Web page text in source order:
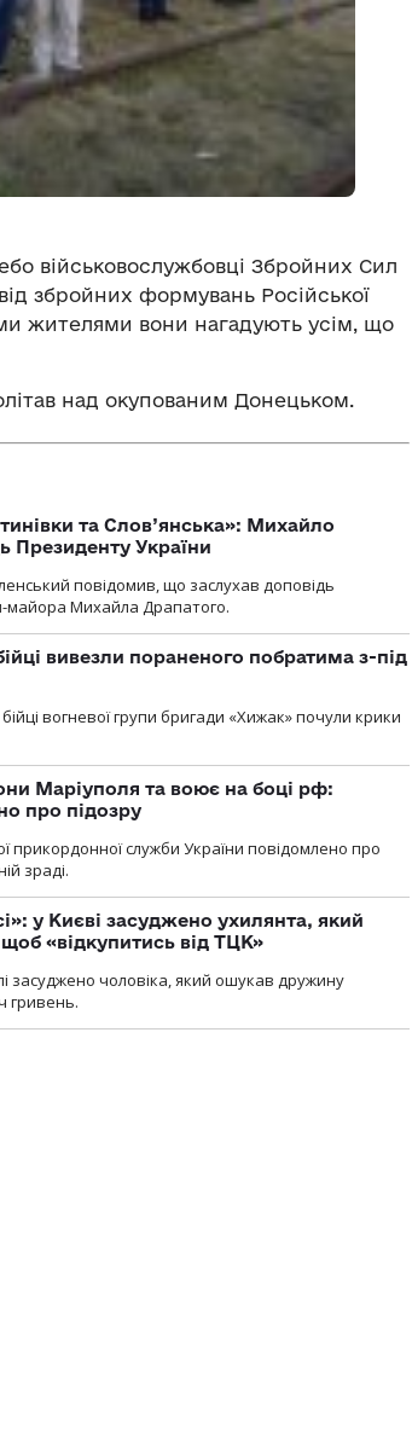
військовослужбовці Збройних Сил
збройних формувань Російської
жителями вони нагадують усім, що
над окупованим Донецьком.
та Слов’янська»: Михайло
Президенту України
повідомив, що заслухав доповідь
майора Михайла Драпатого.
вивезли пораненого побратима з-під
вогневої групи бригади «Хижак» почули крики
Маріуполя та воює на боці рф:
про підозру
прикордонної служби України повідомлено про
зраді.
у Києві засуджено ухилянта, який
«відкупитись від ТЦК»
засуджено чоловіка, який ошукав дружину
гривень.